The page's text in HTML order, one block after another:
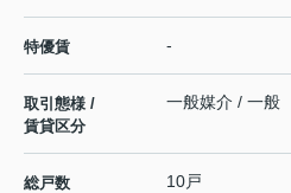
特優賃 -
取引態様 /
賃貸区分
一般媒介 / 一般
総戸数 10戸